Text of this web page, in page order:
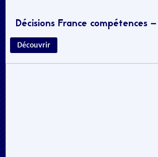
Décisions France compétences
Découvrir